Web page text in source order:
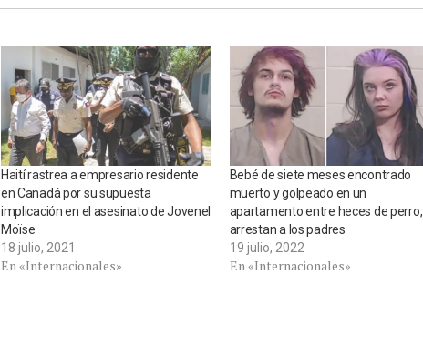
Haití rastrea a empresario residente
en Canadá por su supuesta
implicación en el asesinato de Jovenel
Moïse
18 julio, 2021
En «Internacionales»
Bebé de siete meses encontrado
muerto y golpeado en un
apartamento entre heces de perro,
arrestan a los padres
19 julio, 2022
En «Internacionales»